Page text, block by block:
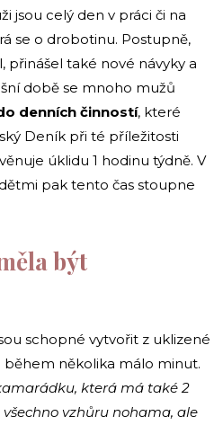
jsou celý den v práci či na
se o drobotinu. Postupně,
přinášel také nové návyky a
době se mnoho mužů
denních činností, které
Deník při té příležitosti
úklidu 1 hodinu týdně. V
pak tento čas stoupne
být
schopné vytvořit z uklizené
několika málo minut.
která má také 2
vzhůru nohama, ale